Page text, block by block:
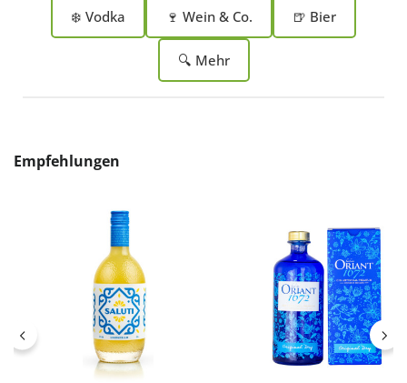
❄️ Vodka 🍷 Wein & Co. 🍺 Bier
🔍 Mehr
Produktgalerie überspringen
Empfehlungen